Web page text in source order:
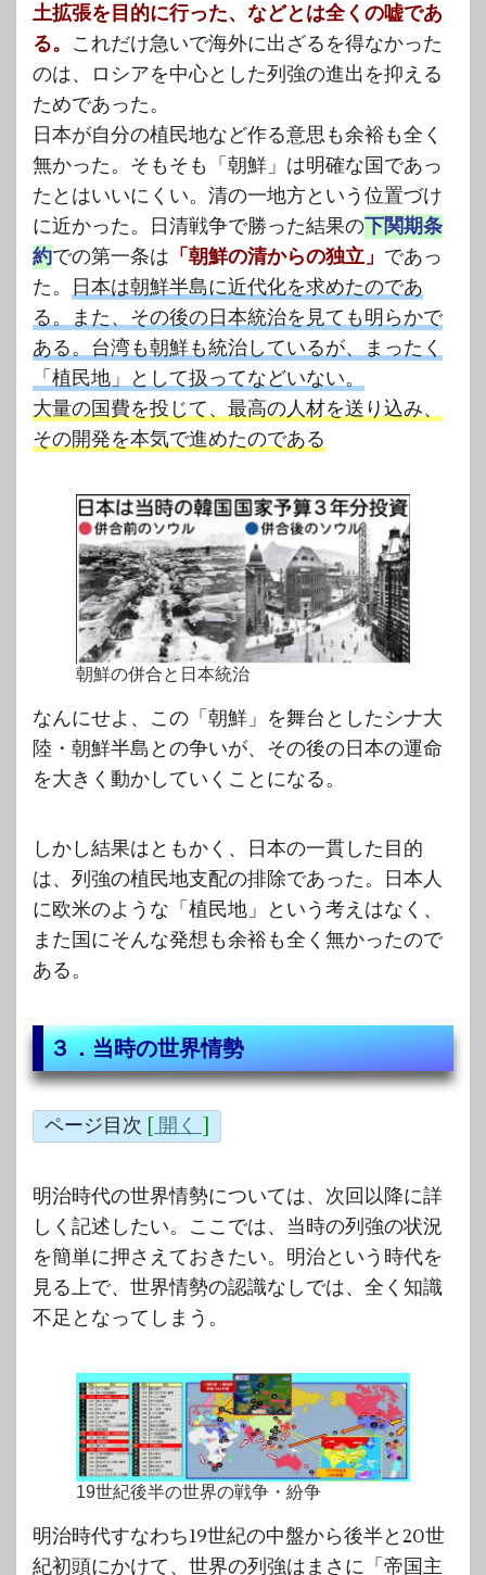
土拡張を目的に行った、などとは全くの嘘であ
る。 これだけ急いで海外に出ざるを得なかった
のは、ロシアを中心とした列強の進出を抑える
ためであった。
日本が自分の植民地など作る意思も余裕も全く
無かった。そもそも「朝鮮」は明確な国であっ
たとはいいにくい。清の一地方という位置づけ
に近かった。日清戦争で勝った結果の下関期条
約での第一条は 「朝鮮の清からの独立」 であっ
た。
日本は朝鮮半島に近代化を求めたのであ
る。また、その後の日本統治を見ても明らかで
ある。台湾も朝鮮も統治しているが、まったく
「植民地」として扱ってなどいない。
大量の国費を投じて、最高の人材を送り込み、
その開発を本気で進めたのである
朝鮮の併合と日本統治
なんにせよ、この「朝鮮」を舞台としたシナ大
陸・朝鮮半島との争いが、その後の日本の運命
を大きく動かしていくことになる。
しかし結果はともかく、日本の一貫した目的
は、列強の植民地支配の排除であった。日本人
に欧米のような「植民地」という考えはなく、
また国にそんな発想も余裕も全く無かったので
ある。
３．当時の世界情勢
ページ目次 [ 開く ]
明治時代の世界情勢については、次回以降に詳
しく記述したい。ここでは、当時の列強の状況
を簡単に押さえておきたい。明治という時代を
見る上で、世界情勢の認識なしでは、全く知識
不足となってしまう。
19世紀後半の世界の戦争・紛争
明治時代すなわち19世紀の中盤から後半と20世
紀初頭にかけて、世界の列強はまさに「帝国主